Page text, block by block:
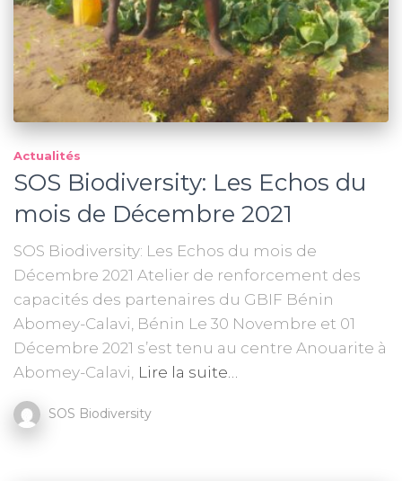
Actualités
SOS Biodiversity: Les Echos du
mois de Décembre 2021
SOS Biodiversity: Les Echos du mois de
Décembre 2021 Atelier de renforcement des
capacités des partenaires du GBIF Bénin
Abomey-Calavi, Bénin Le 30 Novembre et 01
Décembre 2021 s’est tenu au centre Anouarite à
Abomey-Calavi, Lire la suite…
SOS Biodiversity